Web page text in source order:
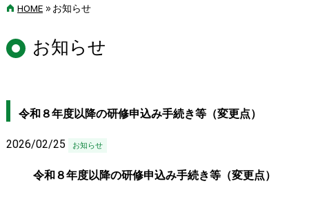
HOME >> お知らせ
お知らせ
令和８年度以降の研修申込み手続き等（変更点）
2026/02/25 お知らせ
令和８年度以降の研修申込み手続き等（変更点）